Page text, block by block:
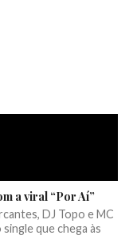
a viral “Por Aí”
DJ Topo e MC
que chega às